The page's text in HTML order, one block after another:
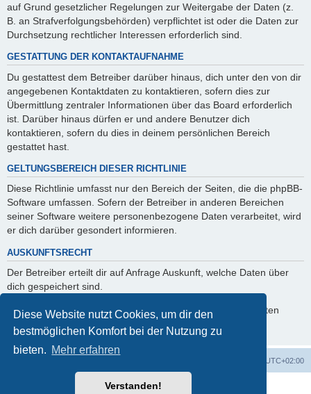
Diese Website nutzt Cookies, um dir den
bestmöglichen Komfort bei der Nutzung zu
bieten. Mehr erfahren
Verstanden!
auf Grund gesetzlicher Regelungen zur Weitergabe der Daten (z.
B. an Strafverfolgungsbehörden) verpflichtet ist oder die Daten zur
Durchsetzung rechtlicher Interessen erforderlich sind.
GESTATTUNG DER KONTAKTAUFNAHME
Du gestattest dem Betreiber darüber hinaus, dich unter den von dir
angegebenen Kontaktdaten zu kontaktieren, sofern dies zur
Übermittlung zentraler Informationen über das Board erforderlich
ist. Darüber hinaus dürfen er und andere Benutzer dich
kontaktieren, sofern du dies in deinem persönlichen Bereich
gestattet hast.
GELTUNGSBEREICH DIESER RICHTLINIE
Diese Richtlinie umfasst nur den Bereich der Seiten, die die phpBB-
Software umfassen. Sofern der Betreiber in anderen Bereichen
seiner Software weitere personenbezogene Daten verarbeitet, wird
er dich darüber gesondert informieren.
AUSKUNFTSRECHT
Der Betreiber erteilt dir auf Anfrage Auskunft, welche Daten über
dich gespeichert sind.
Du kannst jederzeit die Löschung bzw. Sperrung deiner Daten
verlangen. Kontaktiere hierzu bitte den Betreiber.
UTC+02:00
Powered byphpBB® Forum Software © phpBB Limited